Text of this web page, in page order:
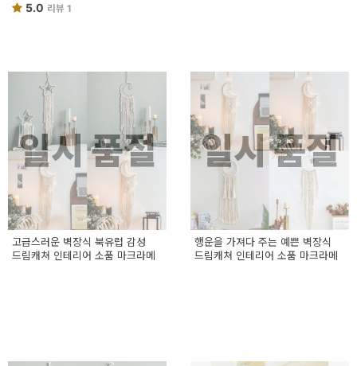
5.0 리뷰 1
일시 품절
고급스러운 벽장식 북유럽 감성
드림캐쳐 인테리어 소품 마크라메
일시 품절
행운을 가져다 주는 예쁜 벽장식
드림캐쳐 인테리어 소품 마크라메